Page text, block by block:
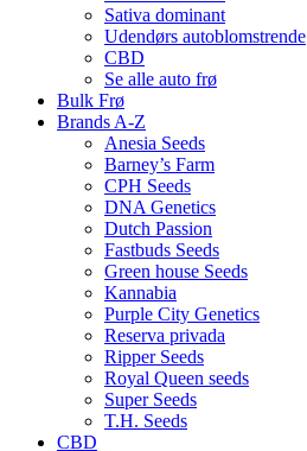
Sativa dominant
Udendørs autoblomstrende
CBD
Se alle auto frø
Bulk Frø
Brands A-Z
Anesia Seeds
Barney’s Farm
CPH Seeds
DNA Genetics
Dutch Passion
Fastbuds Seeds
Green house Seeds
Kannabia
Purple City Genetics
Reserva privada
Ripper Seeds
Royal Queen seeds
Super Seeds
T.H. Seeds
CBD